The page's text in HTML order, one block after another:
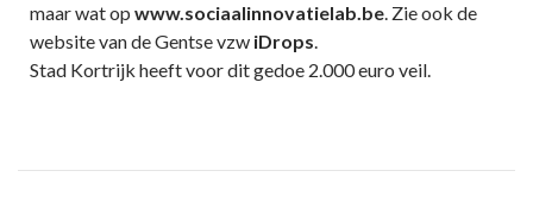
maar wat op www.sociaalinnovatielab.be. Zie ook de
website van de Gentse vzw iDrops.
Stad Kortrijk heeft voor dit gedoe 2.000 euro veil.